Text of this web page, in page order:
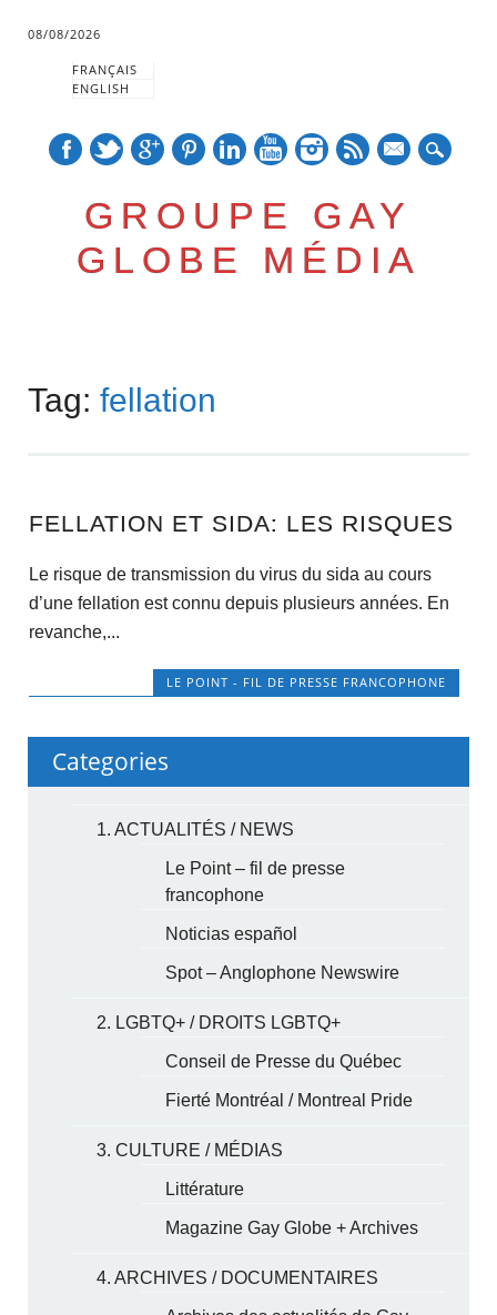
08/08/2026
FRANÇAIS
ENGLISH
GROUPE GAY
GLOBE MÉDIA
Main menu
content
Tag:fellation
FELLATION ET SIDA: LES RISQUES
Le risque de transmission du virus du sida au cours
d’une fellation est connu depuis plusieurs années. En
revanche,...
LE POINT - FIL DE PRESSE FRANCOPHONE
Categories
1. ACTUALITÉS / NEWS
Le Point – fil de presse
francophone
Noticias español
Spot – Anglophone Newswire
2. LGBTQ+ / DROITS LGBTQ+
Conseil de Presse du Québec
Fierté Montréal / Montreal Pride
3. CULTURE / MÉDIAS
Littérature
Magazine Gay Globe + Archives
4. ARCHIVES / DOCUMENTAIRES